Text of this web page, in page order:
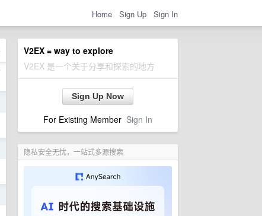
Home Sign Up Sign In
V2EX = way to explore
V2EX 是一个关于分享和探索的地方
Sign Up Now
For Existing Member Sign In
隐私安全无忧，一站式多源搜索